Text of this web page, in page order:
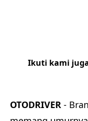
Ikuti kami
OTODRIVER -